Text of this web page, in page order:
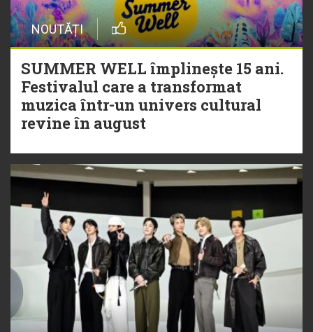
NOUTĂȚI
SUMMER WELL împlinește 15 ani.
Festivalul care a transformat
muzica într-un univers cultural
revine în august